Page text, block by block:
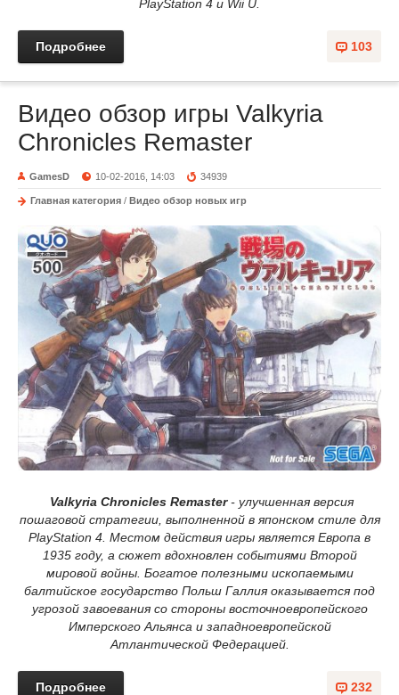
PlayStation 4 и Wii U.
103
Подробнее
Видео обзор игры Valkyria
Chronicles Remaster
GamesD 10-02-2016, 14:03 34939
Главная категория / Видео обзор новых игр
Valkyria Chronicles Remaster- улучшенная версия
пошаговой стратегии, выполненной в японском стиле для
PlayStation 4. Местом действия игры является Европа в
1935 году, а сюжет вдохновлен событиями Второй
мировой войны. Богатое полезными ископаемыми
балтийское государство Польш Галлия оказывается под
угрозой завоевания со стороны восточноевропейского
Имперского Альянса и западноевропейской
Атлантической Федерацией.
232
Подробнее